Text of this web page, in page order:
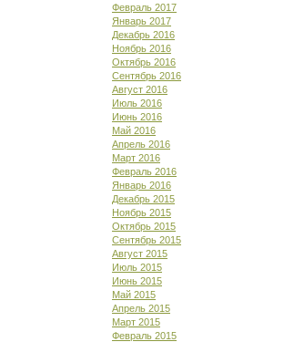
Февраль 2017
Январь 2017
Декабрь 2016
Ноябрь 2016
Октябрь 2016
Сентябрь 2016
Август 2016
Июль 2016
Июнь 2016
Май 2016
Апрель 2016
Март 2016
Февраль 2016
Январь 2016
Декабрь 2015
Ноябрь 2015
Октябрь 2015
Сентябрь 2015
Август 2015
Июль 2015
Июнь 2015
Май 2015
Апрель 2015
Март 2015
Февраль 2015